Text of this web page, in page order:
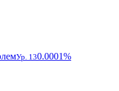
Ур. 130.0001%